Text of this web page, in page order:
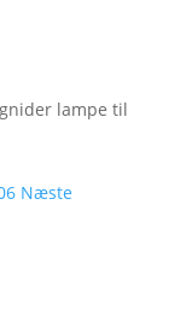
lampe til
Næste